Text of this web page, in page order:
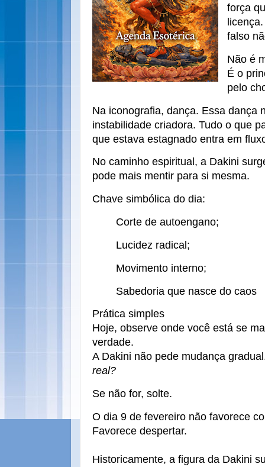
força
falso
Não é
É o
pelo
Na iconografia, dança. Essa dança
instabilidade criadora. Tudo o que
que estava estagnado entra em
No caminho espiritual, a Dakini
pode mais mentir para si mesma.
Chave simbólica do dia:
Corte de autoengano;
Lucidez radical;
Movimento interno;
Sabedoria que nasce do caos
Prática simples
Hoje, observe onde você está se
verdade.
A Dakini não pede mudança
real?
Se não for, solte.
O dia 9 de fevereiro não favorece
Favorece despertar.
Historicamente, a figura da Dakini